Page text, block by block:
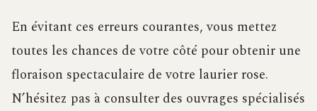
En évitant ces erreurs courantes, vous mettez
toutes les chances de votre côté pour obtenir une
floraison spectaculaire de votre laurier rose.
N’hésitez pas à consulter des ouvrages spécialisés